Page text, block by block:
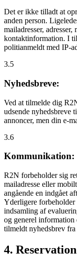
Det er ikke tilladt at
anden person.
mailadresser,
kontaktinformation. I
politianmeldt med IP-
3.5
Nyhedsbreve:
Ved at tilmelde dig
udsende nyhedsbreve
annoncer, men din e-
3.6
Kommunikation:
R2N forbeholder sig
mailadresse eller
angående en indgået
Yderligere
indsamling af
og generel information
tilmeldt nyhedsbrev
4.